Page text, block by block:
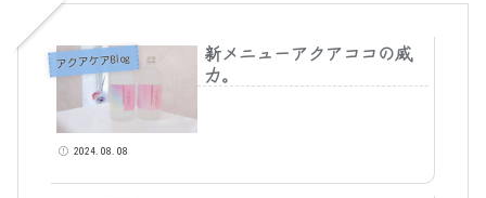
アクアケアBlog
新メニューアクアココの威
力。
2024.08.08